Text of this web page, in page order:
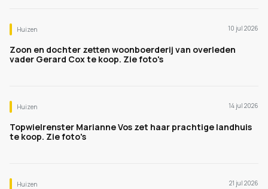
Huizen 10 jul 2026
Zoon en dochter zetten woonboerderij van overleden
vader Gerard Cox te koop. Zie foto's
Huizen 14 jul 2026
Topwielrenster Marianne Vos zet haar prachtige landhuis
te koop. Zie foto's
Huizen 21 jul 2026